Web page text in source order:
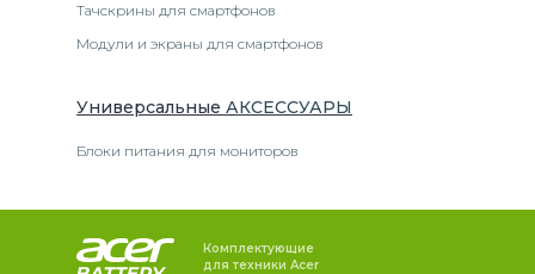
Тачскрины для смартфонов
Модули и экраны для смартфонов
Универсальные АКСЕССУАРЫ
Блоки питания для мониторов
Комплектующие
для техники Acer